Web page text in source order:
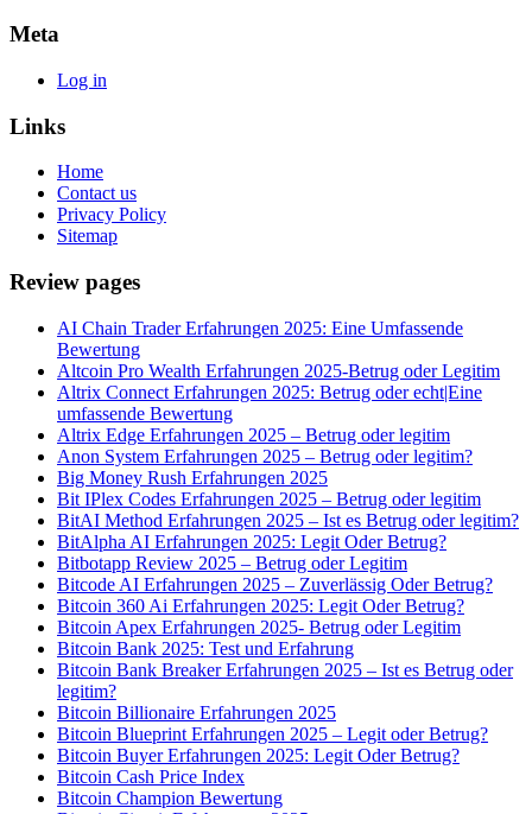
Meta
Log in
Links
Home
Contact us
Privacy Policy
Sitemap
Review pages
AI Chain Trader Erfahrungen 2025: Eine Umfassende
Bewertung
Altcoin Pro Wealth Erfahrungen 2025-Betrug oder Legitim
Altrix Connect Erfahrungen 2025: Betrug oder echt|Eine
umfassende Bewertung
Altrix Edge Erfahrungen 2025 – Betrug oder legitim
Anon System Erfahrungen 2025 – Betrug oder legitim?
Big Money Rush Erfahrungen 2025
Bit IPlex Codes Erfahrungen 2025 – Betrug oder legitim
BitAI Method Erfahrungen 2025 – Ist es Betrug oder legitim?
BitAlpha AI Erfahrungen 2025: Legit Oder Betrug?
Bitbotapp Review 2025 – Betrug oder Legitim
Bitcode AI Erfahrungen 2025 – Zuverlässig Oder Betrug?
Bitcoin 360 Ai Erfahrungen 2025: Legit Oder Betrug?
Bitcoin Apex Erfahrungen 2025- Betrug oder Legitim
Bitcoin Bank 2025: Test und Erfahrung
Bitcoin Bank Breaker Erfahrungen 2025 – Ist es Betrug oder
legitim?
Bitcoin Billionaire Erfahrungen 2025
Bitcoin Blueprint Erfahrungen 2025 – Legit oder Betrug?
Bitcoin Buyer Erfahrungen 2025: Legit Oder Betrug?
Bitcoin Cash Price Index
Bitcoin Champion Bewertung